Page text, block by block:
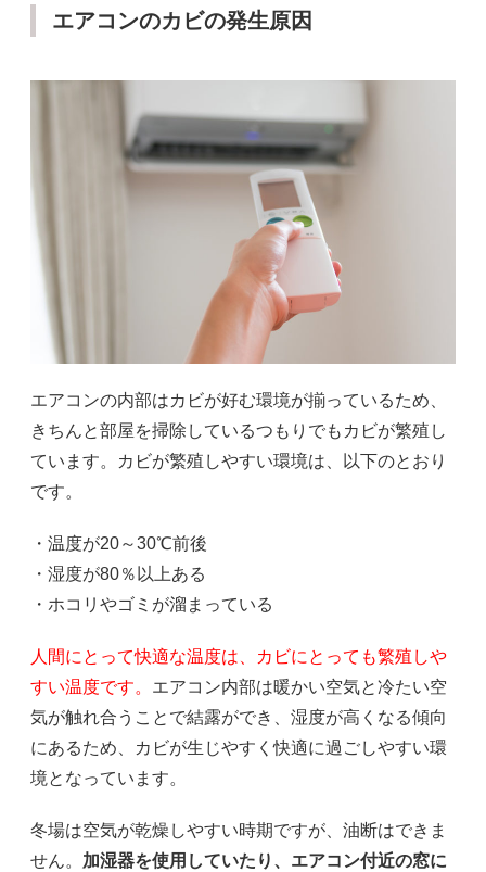
エアコンのカビの発生原因
エアコンの内部はカビが好む環境が揃っているため、
きちんと部屋を掃除しているつもりでもカビが繁殖し
ています。カビが繁殖しやすい環境は、以下のとおり
です。
・温度が20～30℃前後
・湿度が80％以上ある
・ホコリやゴミが溜まっている
人間にとって快適な温度は、カビにとっても繁殖しや
すい温度です。 エアコン内部は暖かい空気と冷たい空
気が触れ合うことで結露ができ、湿度が高くなる傾向
にあるため、カビが生じやすく快適に過ごしやすい環
境となっています。
冬場は空気が乾燥しやすい時期ですが、油断はできま
せん。 加湿器を使用していたり、エアコン付近の窓に